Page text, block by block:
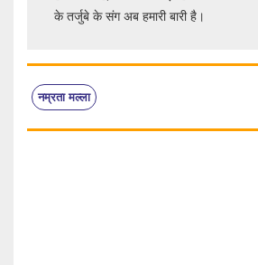
के तर्जुबे के संग अब हमारी बारी है।
नम्रता मल्ला